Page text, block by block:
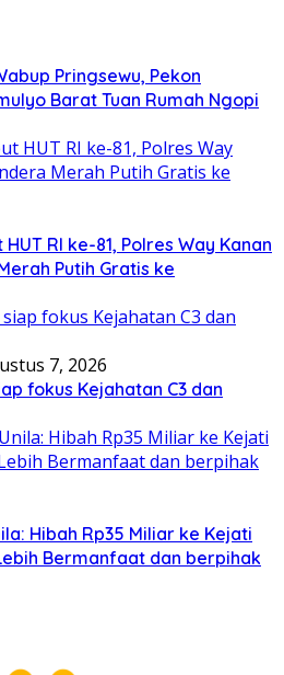
Pringsewu, Pekon
Barat Tuan Rumah Ngopi
RI ke-81, Polres Way Kanan
Putih Gratis ke
7, 2026
fokus Kejahatan C3 dan
Hibah Rp35 Miliar ke Kejati
Bermanfaat dan berpihak